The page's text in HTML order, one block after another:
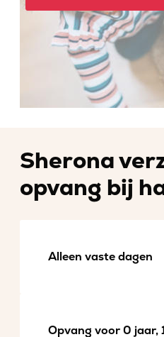
Sherona
opvang bij
Alleen vaste dagen
Opvang voor 0 jaar,